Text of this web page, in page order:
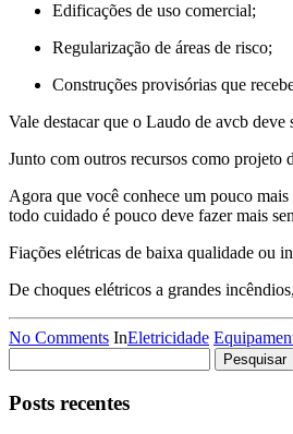
Edificações de uso comercial;
Regularização de áreas de risco;
Construções provisórias que
Vale destacar que o Laudo de avcb
Junto com outros recursos como projeto
Agora que você conhece um pouco
todo cuidado é pouco deve fazer mais
Fiações elétricas de baixa qualidade ou
De choques elétricos a grandes
No Comments InEletricidade
por:
Posts recentes